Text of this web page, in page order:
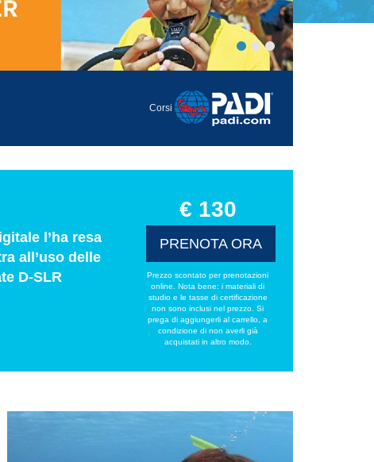
Corsi
l’ha resa
all’uso delle
D-SLR
€ 130
PRENOTA ORA
Prezzo scontato per prenotazioni
online. Nota bene: i materiali di
studio e le tasse di certificazione
non sono inclusi nel prezzo. Si
prega di aggiungerli al carrello, a
condizione di non averli già
acquistati in altro modo.